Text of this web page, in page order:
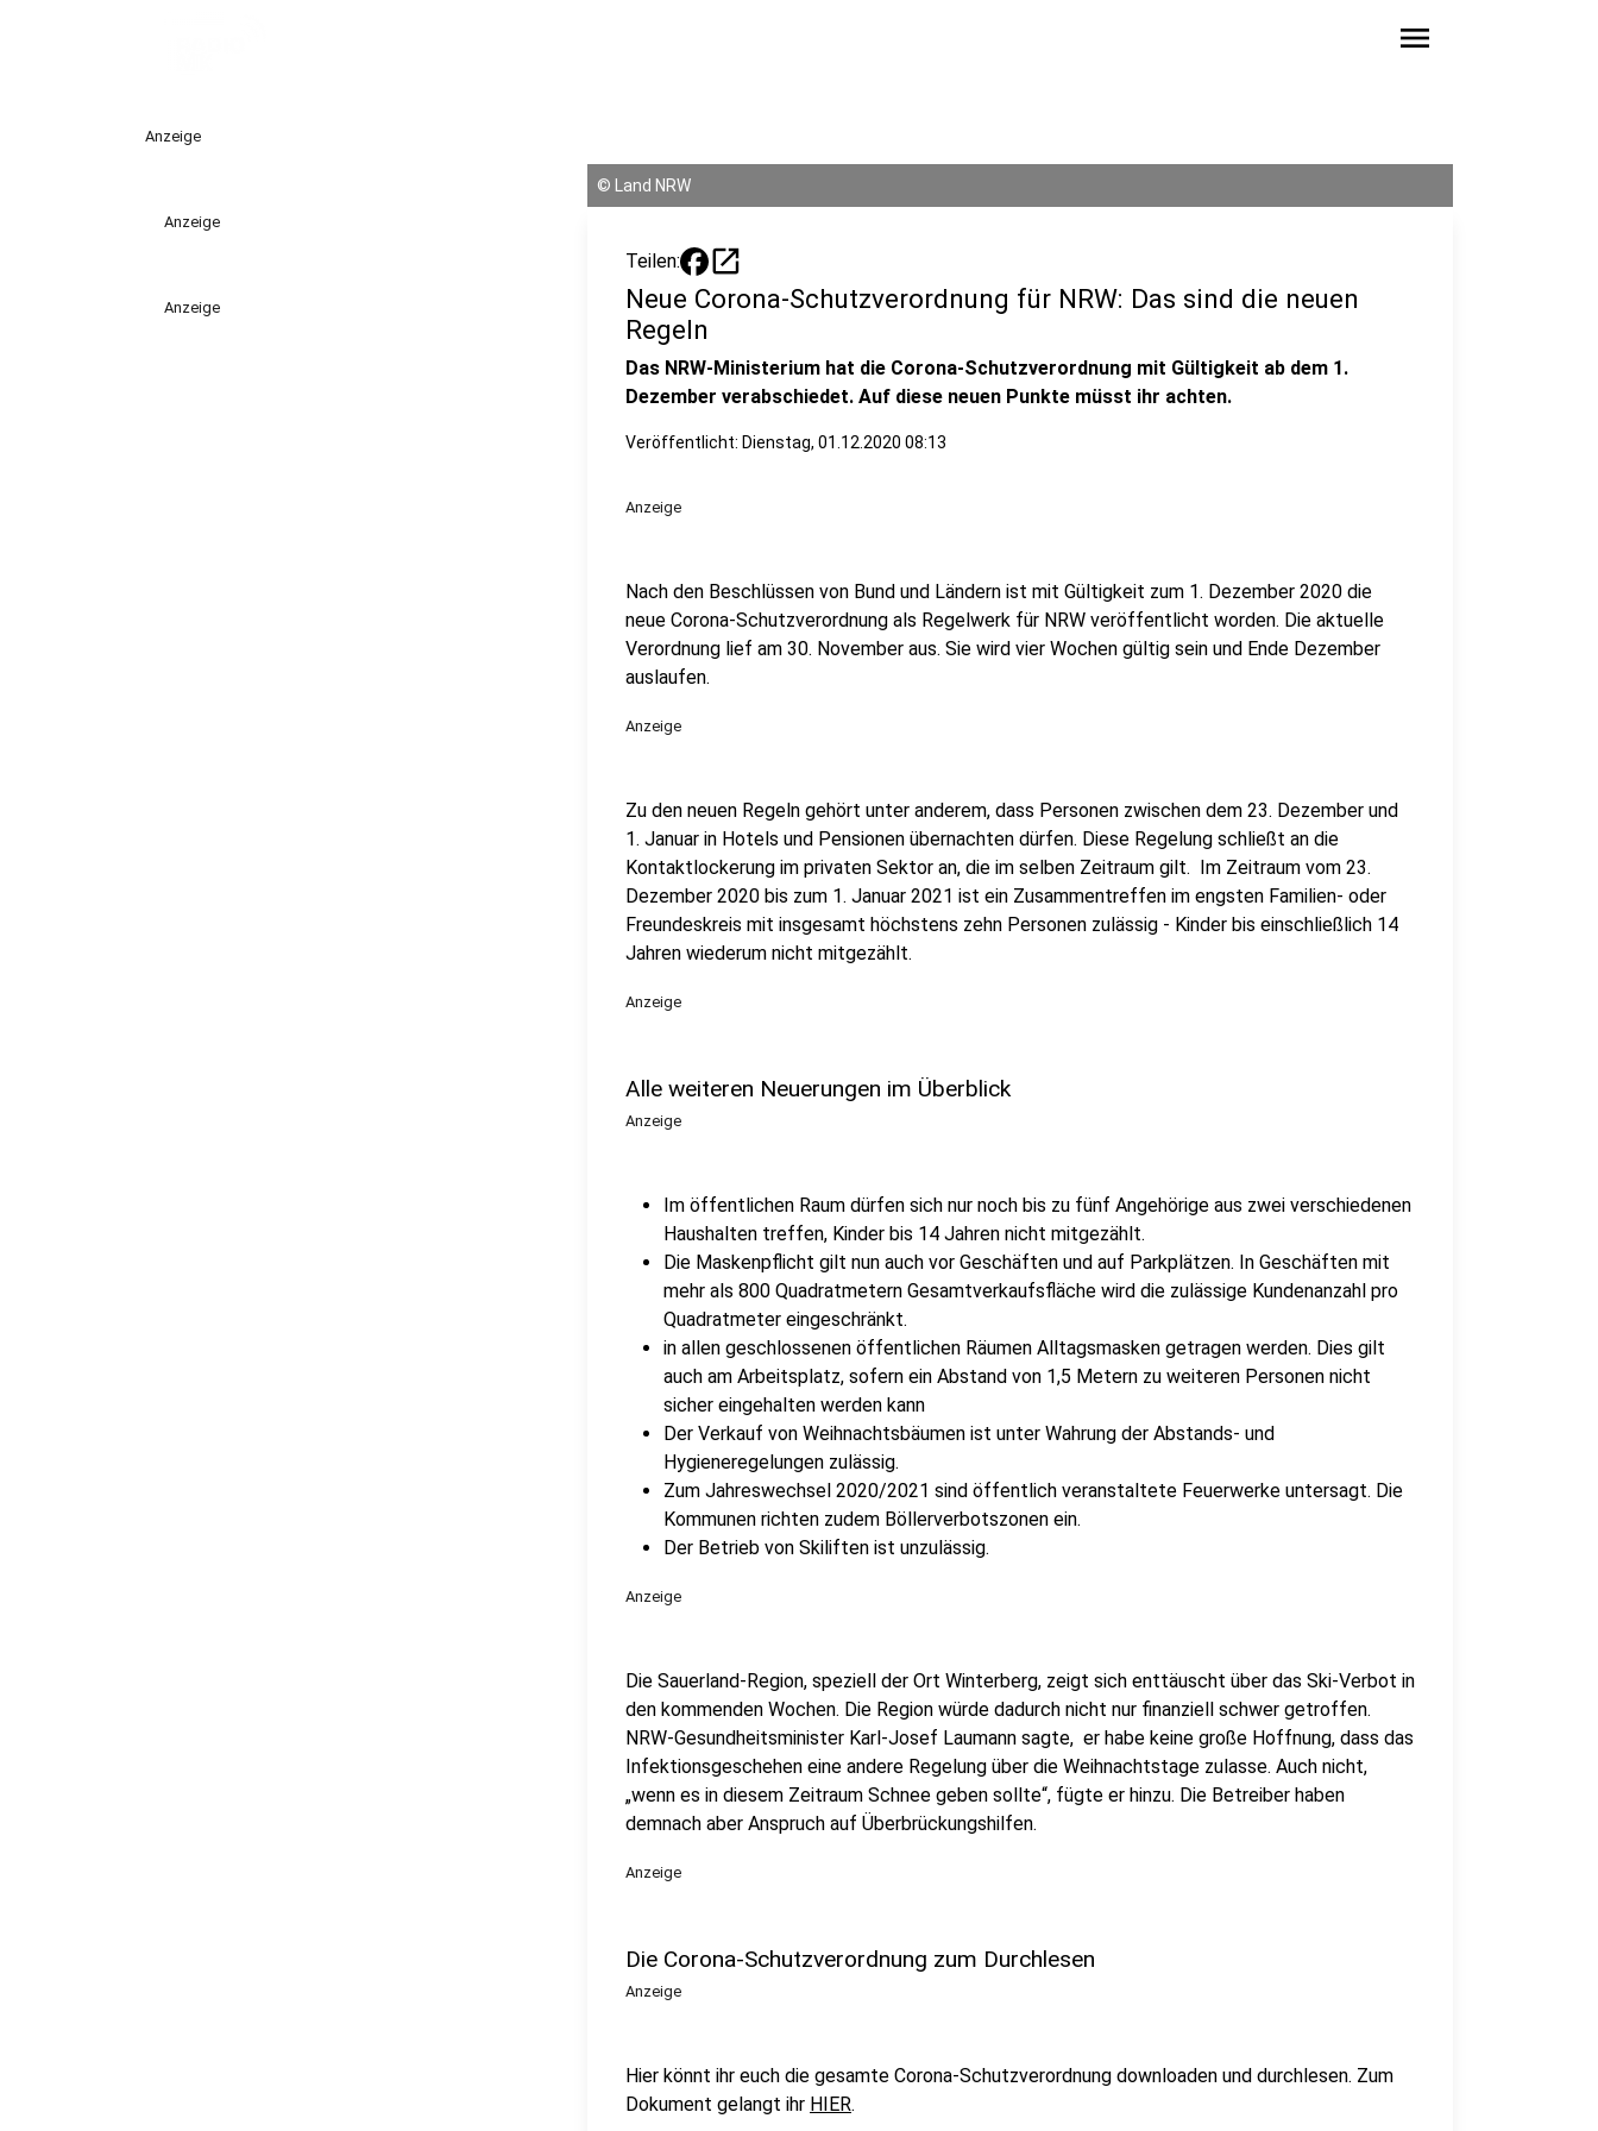
menu
Anzeige
Anzeige
Anzeige
© Land NRW
Teilen: open_in_new
Neue Corona-Schutzverordnung für NRW: Das sind die neuen
Regeln
Das NRW-Ministerium hat die Corona-Schutzverordnung mit Gültigkeit ab dem 1.
Dezember verabschiedet. Auf diese neuen Punkte müsst ihr achten.
Veröffentlicht: Dienstag, 01.12.2020 08:13
Anzeige
Nach den Beschlüssen von Bund und Ländern ist mit Gültigkeit zum 1. Dezember 2020 die
neue Corona-Schutzverordnung als Regelwerk für NRW veröffentlicht worden. Die aktuelle
Verordnung lief am 30. November aus. Sie wird vier Wochen gültig sein und Ende Dezember
auslaufen.
Anzeige
Zu den neuen Regeln gehört unter anderem, dass Personen zwischen dem 23. Dezember und
1. Januar in Hotels und Pensionen übernachten dürfen. Diese Regelung schließt an die
Kontaktlockerung im privaten Sektor an, die im selben Zeitraum gilt. Im Zeitraum vom 23.
Dezember 2020 bis zum 1. Januar 2021 ist ein Zusammentreffen im engsten Familien- oder
Freundeskreis mit insgesamt höchstens zehn Personen zulässig - Kinder bis einschließlich 14
Jahren wiederum nicht mitgezählt.
Anzeige
Alle weiteren Neuerungen im Überblick
Anzeige
Im öffentlichen Raum dürfen sich nur noch bis zu fünf Angehörige aus zwei verschiedenen
Haushalten treffen, Kinder bis 14 Jahren nicht mitgezählt.
Die Maskenpflicht gilt nun auch vor Geschäften und auf Parkplätzen. In Geschäften mit
mehr als 800 Quadratmetern Gesamtverkaufsfläche wird die zulässige Kundenanzahl pro
Quadratmeter eingeschränkt.
in allen geschlossenen öffentlichen Räumen Alltagsmasken getragen werden. Dies gilt
auch am Arbeitsplatz, sofern ein Abstand von 1,5 Metern zu weiteren Personen nicht
sicher eingehalten werden kann
Der Verkauf von Weihnachtsbäumen ist unter Wahrung der Abstands- und
Hygieneregelungen zulässig.
Zum Jahreswechsel 2020/2021 sind öffentlich veranstaltete Feuerwerke untersagt. Die
Kommunen richten zudem Böllerverbotszonen ein.
Der Betrieb von Skiliften ist unzulässig.
Anzeige
Die Sauerland-Region, speziell der Ort Winterberg, zeigt sich enttäuscht über das Ski-Verbot in
den kommenden Wochen. Die Region würde dadurch nicht nur finanziell schwer getroffen.
NRW-Gesundheitsminister Karl-Josef Laumann sagte, er habe keine große Hoffnung, dass das
Infektionsgeschehen eine andere Regelung über die Weihnachtstage zulasse. Auch nicht,
„wenn es in diesem Zeitraum Schnee geben sollte“, fügte er hinzu. Die Betreiber haben
demnach aber Anspruch auf Überbrückungshilfen.
Anzeige
Die Corona-Schutzverordnung zum Durchlesen
Anzeige
Hier könnt ihr euch die gesamte Corona-Schutzverordnung downloaden und durchlesen. Zum
Dokument gelangt ihr HIER.